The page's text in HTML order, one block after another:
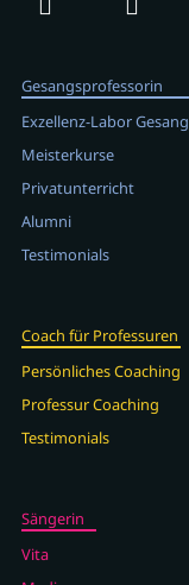
Gesangsprofessorin
Exzellenz-Labor Gesang
Meisterkurse
Privatunterricht
Alumni
Testimonials
Coach für Professuren
Persönliches Coaching
Professur Coaching
Testimonials
Sängerin
Vita